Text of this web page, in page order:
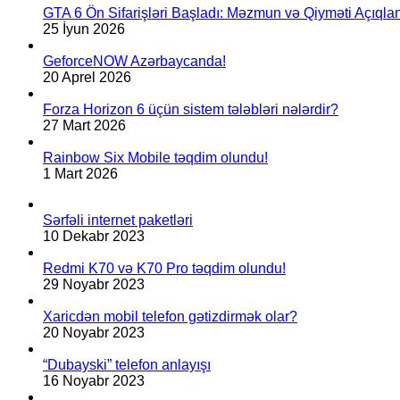
GTA 6 Ön Sifarişləri Başladı: Məzmun və Qiyməti
25 İyun 2026
GeforceNOW Azərbaycanda!
20 Aprel 2026
Forza Horizon 6 üçün sistem tələbləri nələrdir?
27 Mart 2026
Rainbow Six Mobile təqdim olundu!
1 Mart 2026
Sərfəli internet paketləri
10 Dekabr 2023
Redmi K70 və K70 Pro təqdim olundu!
29 Noyabr 2023
Xaricdən mobil telefon gətizdirmək olar?
20 Noyabr 2023
“Dubayski” telefon anlayışı
16 Noyabr 2023